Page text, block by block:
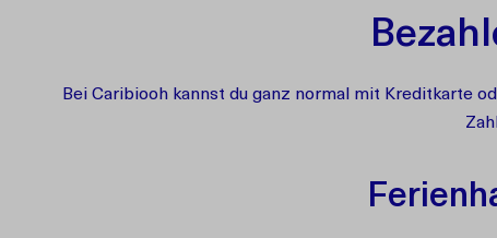
Bei Caribiooh kannst du ganz normal mit Kreditkarte